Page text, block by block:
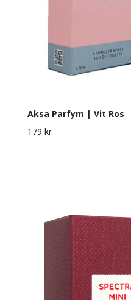
Aksa Parfym | Vit Ros
179 kr